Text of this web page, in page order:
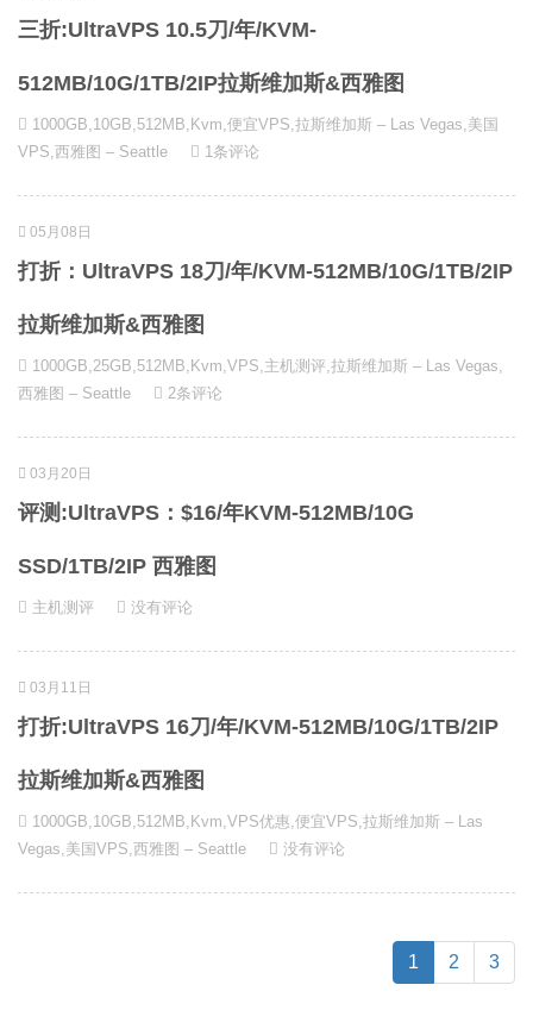
三折:UltraVPS 10.5刀/年/KVM-
512MB/10G/1TB/2IP拉斯维加斯&西雅图
1000GB,10GB,512MB, Kvm,便宜VPS,拉斯维加斯 – Las Vegas,美国
VPS,西雅图 – Seattle 1条评论
05月08日
打折：UltraVPS 18刀/年/KVM-512MB/10G/1TB/2IP
拉斯维加斯&西雅图
1000GB,25GB,512MB, Kvm,VPS,主机测评,拉斯维加斯 – Las Vegas,
西雅图 – Seattle
2条评论
03月20日
评测:UltraVPS：$16/年KVM-512MB/10G
SSD/1TB/2IP 西雅图
主机测评 没有评论
03月11日
打折:UltraVPS 16刀/年/KVM-512MB/10G/1TB/2IP
拉斯维加斯&西雅图
1000GB,10GB,512MB, Kvm,VPS优惠,便宜VPS,拉斯维加斯 – Las
Vegas,美国VPS,西雅图 – Seattle 没有评论
1 (current)
2 3